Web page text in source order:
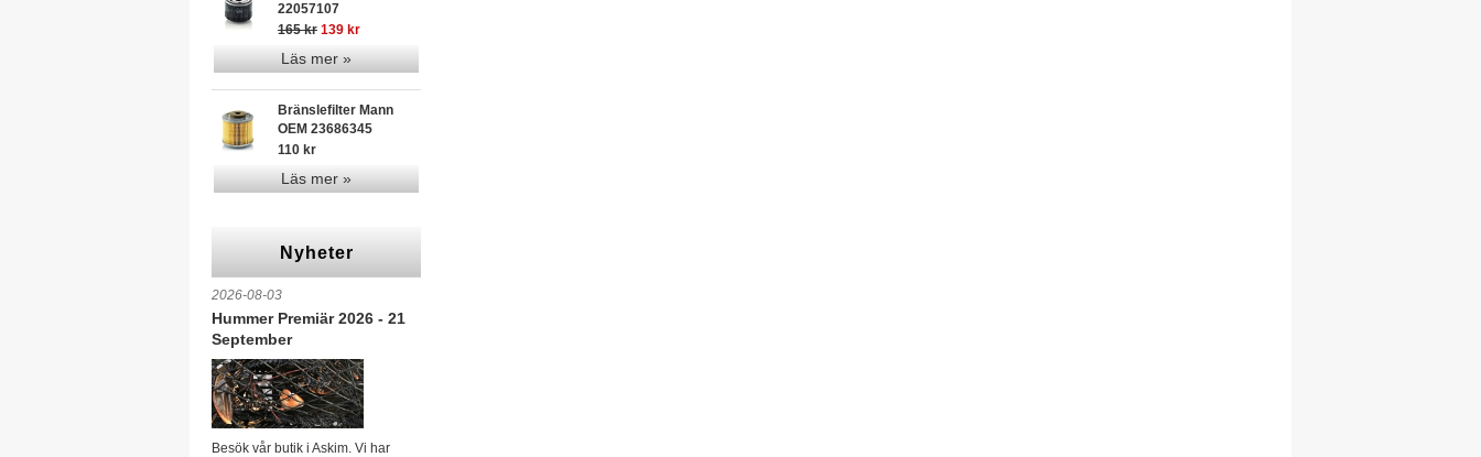
22057107
165 kr 139 kr
Läs mer »
Bränslefilter Mann
OEM 23686345
110 kr
Läs mer »
Nyheter
2026-08-03
Hummer Premiär 2026 - 21
September
Besök vår butik i Askim. Vi har